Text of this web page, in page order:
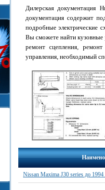
Дилерская документация
документация содержит
подробные электрические
Вы сможете найти
ремонт сцепления,
управления, необходимый
Nissan Maxima J30 series до